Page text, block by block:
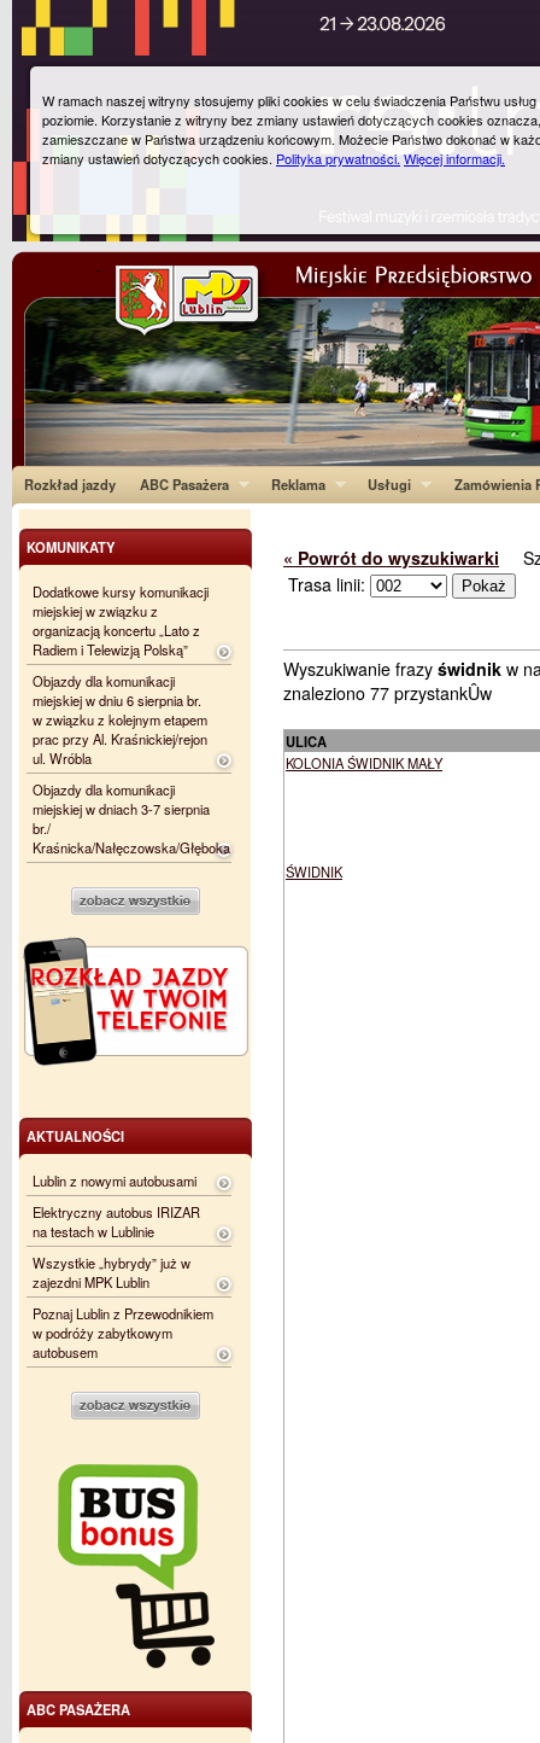
Rozkład jazdy ABC Pasażera Reklama Usługi Zamówienia
« Powrót do wyszukiwarki
Trasa linii:
Wyszukiwanie frazy świdnik w
znaleziono 77 przystankÛw
ULICA
KOLONIA ŚWIDNIK MAŁY
ŚWIDNIK
KOMUNIKATY
Dodatkowe kursy komunikacji
miejskiej w związku z
organizacją koncertu „Lato z
Radiem i Telewizją Polską”
Objazdy dla komunikacji
miejskiej w dniu 6 sierpnia br.
w związku z kolejnym etapem
prac przy Al. Kraśnickiej/rejon
ul. Wróbla
Objazdy dla komunikacji
miejskiej w dniach 3-7 sierpnia
br./
Kraśnicka/Nałęczowska/Głęboka
AKTUALNOŚCI
Lublin z nowymi autobusami
Elektryczny autobus IRIZAR
na testach w Lublinie
Wszystkie „hybrydy” już w
zajezdni MPK Lublin
Poznaj Lublin z Przewodnikiem
w podróży zabytkowym
autobusem
ABC PASAŻERA
W ramach naszej witryny stosujemy pliki cookies w celu świadczenia Państwu
poziomie. Korzystanie z witryny bez zmiany ustawień dotyczących cookies
zamieszczane w Państwa urządzeniu końcowym. Możecie Państwo dokonać w
zmiany ustawień dotyczących cookies. Polityka prywatności.Więcej informacji.